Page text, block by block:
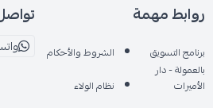
روابط مهمة
برنامج التسويق
بالعمولة - دار
الأميرات
الشروط والأحكام
نظام الولاء